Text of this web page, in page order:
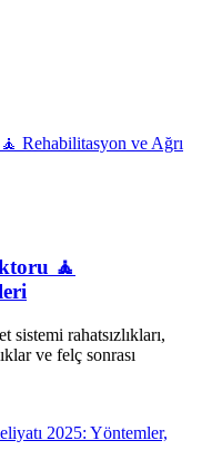
🧘
rahatsızlıkları,
ve felç sonrası